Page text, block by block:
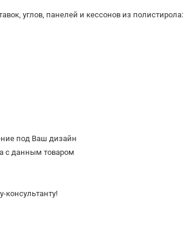
углов, панелей и кессонов из полистирола:
под Ваш дизайн
с данным товаром
консультанту!